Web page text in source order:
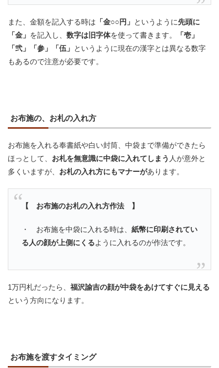
また、金額を記入する時は 「金○○円」 というように先頭に
「金」 を記入し、 数字は旧字体を使って書きます。
「壱」
「弐」「参」「伍」 というように現在の漢字とは異なる数字
もあるので注意が必要です。
お布施の、お札の入れ方
お布施を入れる奉書紙や白い封筒、中袋まで準備ができたら
ほっとして、 お札を無意識に中袋に入れてしまう 人が意外と
多くいますが、 お札の入れ方にもマナーがあります。
【 お布施のお札の入れ方作法 】
・ お布施を中袋に入れる時は、 紙幣に印刷されてい
る人の顔が上側にくるように入れるのが作法です。
1万円札だったら、 福沢諭吉の顔が中袋をあけてすぐに見える
という方向になります。
お布施を渡すタイミング